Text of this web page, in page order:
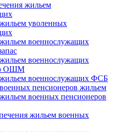
жильем
уволенных
военнослужащих
военнослужащих
ОШМ
военнослужащих ФСБ
пенсионеров жильем
военных пенсионеров
жильем военных